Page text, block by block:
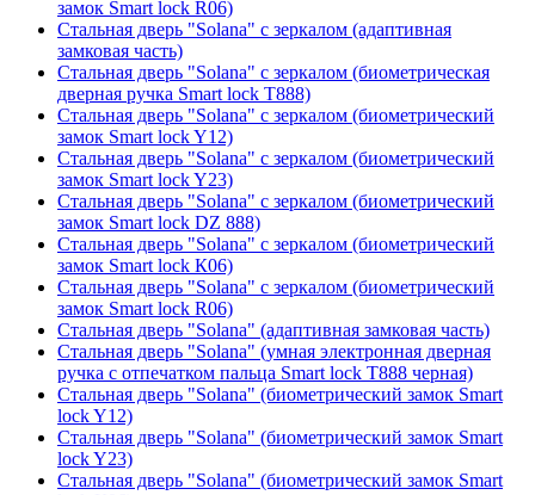
замок Smart lock R06)
Стальная дверь "Solana" с зеркалом (адаптивная
замковая часть)
Стальная дверь "Solana" с зеркалом (биометрическая
дверная ручка Smart lock T888)
Стальная дверь "Solana" с зеркалом (биометрический
замок Smart lock Y12)
Стальная дверь "Solana" с зеркалом (биометрический
замок Smart lock Y23)
Стальная дверь "Solana" с зеркалом (биометрический
замок Smart lock DZ 888)
Стальная дверь "Solana" с зеркалом (биометрический
замок Smart lock К06)
Стальная дверь "Solana" с зеркалом (биометрический
замок Smart lock R06)
Стальная дверь "Solana" (адаптивная замковая часть)
Стальная дверь "Solana" (умная электронная дверная
ручка с отпечатком пальца Smart lock T888 черная)
Стальная дверь "Solana" (биометрический замок Smart
lock Y12)
Стальная дверь "Solana" (биометрический замок Smart
lock Y23)
Стальная дверь "Solana" (биометрический замок Smart